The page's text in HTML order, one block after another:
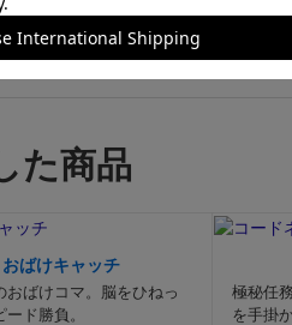
氷山として立体感を出す
ひたすら
っても過言ではありません。ひたす
」と比べるとカードルールの追加や
昇しており、低層から油断すると崩
よりもプレイはシビアです。
うことで持ち運びしやすいサイズ感
確かなのですが、小さい分当然元よ
た商品
おばけキャッチ
おばけコマ。脳をひねっ
ド勝負。
極秘任
を手掛